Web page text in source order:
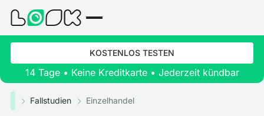
KOSTENLOS TESTEN
14 Tage • Keine Kreditkarte • Jederzeit kündbar
Fallstudien Einzelhandel